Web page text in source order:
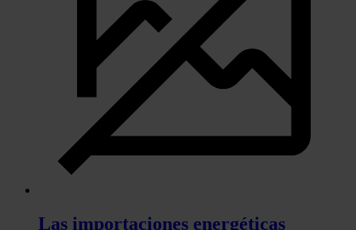
Las importaciones energéticas